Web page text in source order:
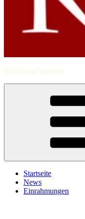
Bilder und Rahmen
Startseite
News
Einrahmungen